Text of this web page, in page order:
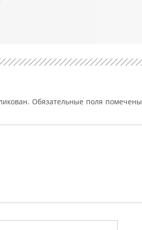
Обязательные поля помечены